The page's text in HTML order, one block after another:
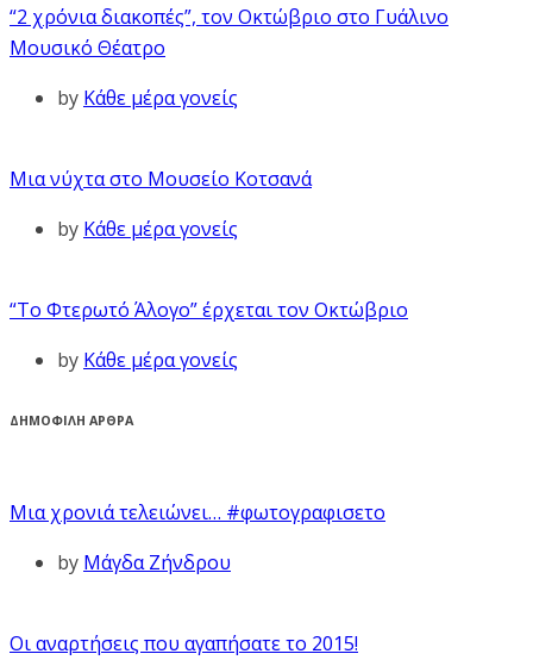
“2 χρόνια διακοπές”, τον Οκτώβριο στο Γυάλινο
Μουσικό Θέατρο
by Κάθε μέρα γονείς
Μια νύχτα στο Μουσείο Κοτσανά
by Κάθε μέρα γονείς
“Το Φτερωτό Άλογο” έρχεται τον Οκτώβριο
by Κάθε μέρα γονείς
ΔΗΜΟΦΙΛΗ ΑΡΘΡΑ
Μια χρονιά τελειώνει… #φωτογραφισετο
by Μάγδα Ζήνδρου
Οι αναρτήσεις που αγαπήσατε το 2015!